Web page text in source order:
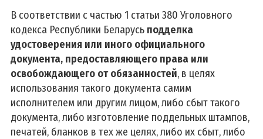
В соответствии с частью 1 статьи 380 Уголовного
кодекса Республики Беларусь подделка
удостоверения или иного официального
документа, предоставляющего права или
освобождающего от обязанностей, в целях
использования такого документа самим
исполнителем или другим лицом, либо сбыт такого
документа, либо изготовление поддельных штампов,
печатей, бланков в тех же целях, либо их сбыт, либо